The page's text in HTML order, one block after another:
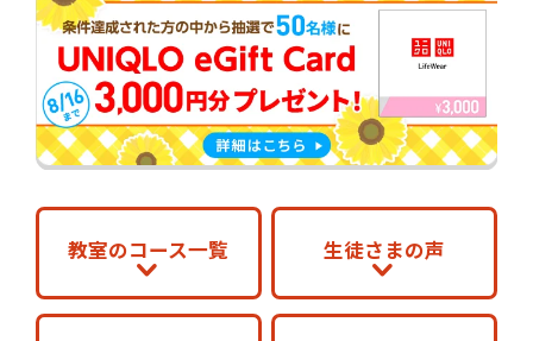
教室のコース一覧 生徒さまの声